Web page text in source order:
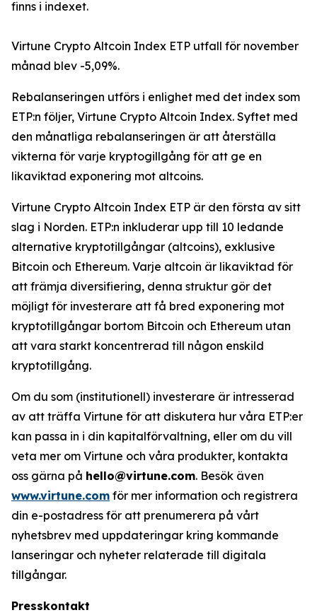
finns i indexet.
Virtune Crypto Altcoin Index ETP utfall för november
månad blev -5,09%.
Rebalanseringen utförs i enlighet med det index som
ETP:n följer, Virtune Crypto Altcoin Index. Syftet med
den månatliga rebalanseringen är att återställa
vikterna för varje kryptogillgång för att ge en
likaviktad exponering mot altcoins.
Virtune Crypto Altcoin Index ETP är den första av sitt
slag i Norden. ETP:n inkluderar upp till 10 ledande
alternative kryptotillgångar (altcoins), exklusive
Bitcoin och Ethereum. Varje altcoin är likaviktad för
att främja diversifiering, denna struktur gör det
möjligt för investerare att få bred exponering mot
kryptotillgångar bortom Bitcoin och Ethereum utan
att vara starkt koncentrerad till någon enskild
kryptotillgång.
Om du som (institutionell) investerare är intresserad
av att träffa Virtune för att diskutera hur våra ETP:er
kan passa in i din kapitalförvaltning, eller om du vill
veta mer om Virtune och våra produkter, kontakta
oss gärna på hello@virtune.com. Besök även
www.virtune.com för mer information och registrera
din e-postadress för att prenumerera på vårt
nyhetsbrev med uppdateringar kring kommande
lanseringar och nyheter relaterade till digitala
tillgångar.
Presskontakt